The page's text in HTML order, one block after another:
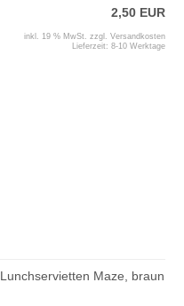
2,50 EUR
inkl. 19 % MwSt. zzgl. Versandkosten
Lieferzeit: 8-10 Werktage
Lunchservietten Maze, braun